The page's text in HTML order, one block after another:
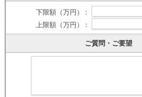
下限額（万円） :
上限額（万円） :
ご質問・ご要望